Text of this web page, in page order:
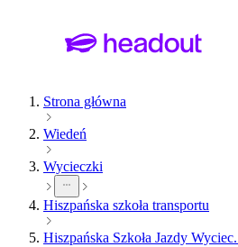
Strona główna
Wiedeń
Wycieczki
Hiszpańska szkoła transportu
Hiszpańska Szkoła Jazdy